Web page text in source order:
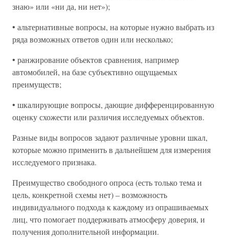
знаю» или «ни да, ни нет»);
• альтернативные вопросы, на которые нужно выбрать из
ряда возможных ответов один или несколько;
• ранжирование объектов сравнения, например
автомобилей, на базе субъективно ощущаемых
преимуществ;
• шкалирующие вопросы, дающие дифференцированную
оценку схожести или различия исследуемых объектов.
Разные виды вопросов задают различные уровни шкал,
которые можно применить в дальнейшем для измерения
исследуемого признака.
Преимущество свободного опроса (есть только тема и
цель, конкретной схемы нет) – возможность
индивидуального подхода к каждому из опрашиваемых
лиц, что помогает поддерживать атмосферу доверия, и
получения дополнительной информации.